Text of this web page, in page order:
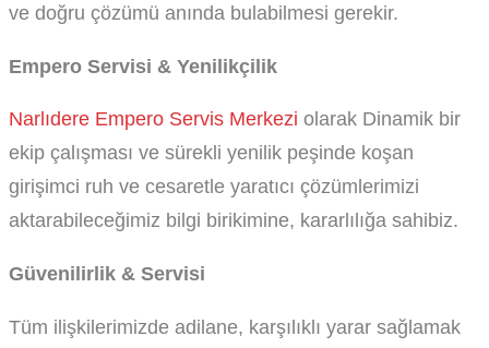
ve doğru çözümü anında bulabilmesi gerekir.
Empero Servisi & Yenilikçilik
Narlıdere Empero Servis Merkezi olarak Dinamik bir
ekip çalışması ve sürekli yenilik peşinde koşan
girişimci ruh ve cesaretle yaratıcı çözümlerimizi
aktarabileceğimiz bilgi birikimine, kararlılığa sahibiz.
Güvenilirlik & Servisi
Tüm ilişkilerimizde adilane, karşılıklı yarar sağlamak